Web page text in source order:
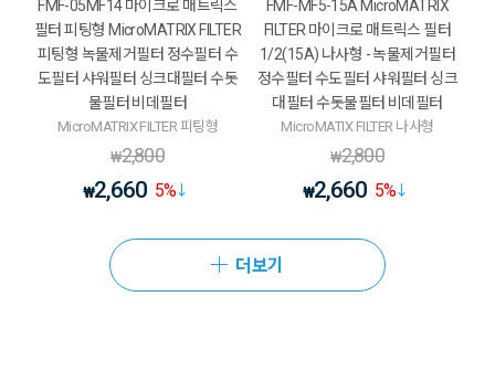
FMF-05MF14 마이크로 매트릭스
필터 피팅형 MicroMATRIX FILTER
피팅형 녹물제거필터 정수필터 수
도필터 샤워필터 싱크대필터 수돗
물필터 비데필터
MicroMATRIX FILTER 피팅형
₩2,800
₩2,660 5%
FMF-MF5-15A MicroMATRIX
FILTER 마이크로 매트릭스 필터
1/2(15A) 나사형 - 녹물제거필터
정수필터 수도필터 샤워필터 싱크
대필터 수돗물필터 비데필터
MicroMATIX FILTER 나사형
₩2,800
₩2,660 5%
더보기